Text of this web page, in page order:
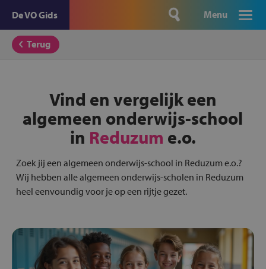
De VO Gids Menu
Terug
Vind en vergelijk een
algemeen onderwijs-school
in Reduzum e.o.
Zoek jij een algemeen onderwijs-school in Reduzum e.o.?
Wij hebben alle algemeen onderwijs-scholen in Reduzum
heel eenvoundig voor je op een rijtje gezet.